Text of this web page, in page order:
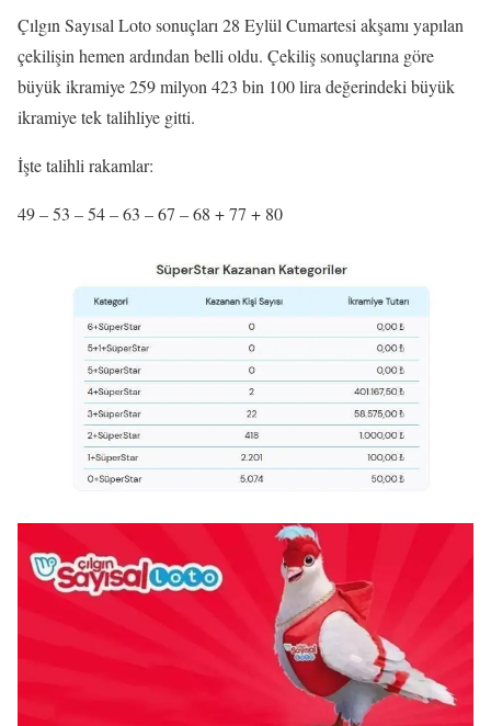
Çılgın Sayısal Loto sonuçları 28 Eylül Cumartesi akşamı yapılan
çekilişin hemen ardından belli oldu. Çekiliş sonuçlarına göre
büyük ikramiye 259 milyon 423 bin 100 lira değerindeki büyük
ikramiye tek talihliye gitti.
İşte talihli rakamlar:
49 – 53 – 54 – 63 – 67 – 68 +77 + 80